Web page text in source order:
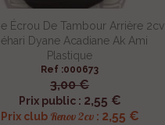
Écrou De Tambour Arrière 2cv
Dyane Acadiane Ak Ami
Plastique
Ref :000673
3,00 €
Prix public : 2,55 €
Prix club Renov 2cv: 2,55 €
 Aperçu rapide